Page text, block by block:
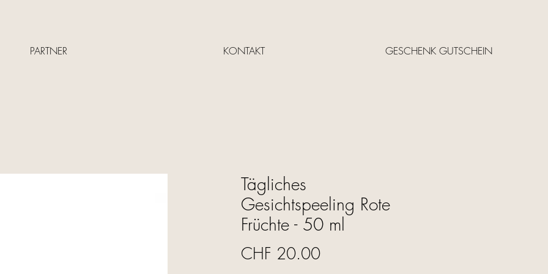
PARTNER KONTAKT GESCHENK GUTSCHEIN
Tägliches
Gesichtspeeling Rote
Früchte - 50 ml
CHF 20.00Price